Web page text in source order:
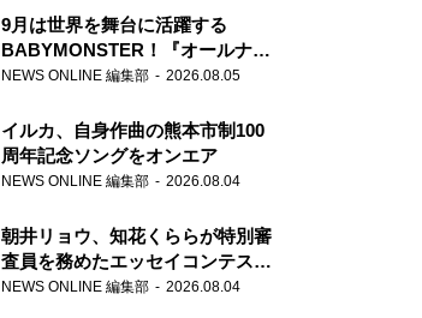
9月は世界を舞台に活躍する
BABYMONSTER！『オールナイ
トニッポンPODCAST』月替わり
NEWS ONLINE 編集部 2026.08.05
イルカ、自身作曲の熊本市制100
周年記念ソングをオンエア
NEWS ONLINE 編集部 2026.08.04
朝井リョウ、知花くららが特別審
査員を務めたエッセイコンテスト
の特別番組「#いまあなたに伝え
NEWS ONLINE 編集部 2026.08.04